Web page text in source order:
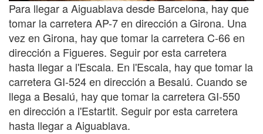
Para llegar a Aiguablava desde Barcelona, ​​hay que
tomar la carretera AP-7 en dirección a Girona. Una
vez en Girona, hay que tomar la carretera C-66 en
dirección a Figueres. Seguir por esta carretera
hasta llegar a l'Escala. En l'Escala, hay que tomar la
carretera GI-524 en dirección a Besalú. Cuando se
llega a Besalú, hay que tomar la carretera GI-550
en dirección a l'Estartit. Seguir por esta carretera
hasta llegar a Aiguablava.